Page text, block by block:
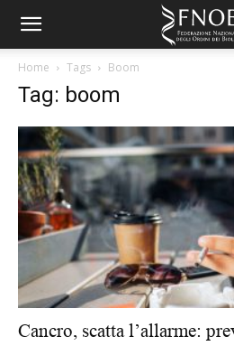
Home Tags Boom
Tag: boom
Cancro, scatta l’allarme: